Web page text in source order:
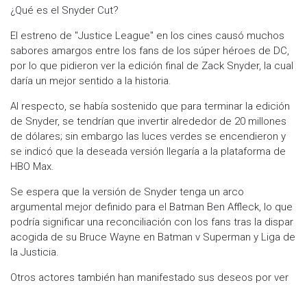
¿Qué es el Snyder Cut?
El estreno de "Justice League" en los cines causó muchos
sabores amargos entre los fans de los súper héroes de DC,
por lo que pidieron ver la edición final de Zack Snyder, la cual
daría un mejor sentido a la historia.
Al respecto, se había sostenido que para terminar la edición
de Snyder, se tendrían que invertir alrededor de 20 millones
de dólares; sin embargo las luces verdes se encendieron y
se indicó que la deseada versión llegaría a la plataforma de
HBO Max.
Se espera que la versión de Snyder tenga un arco
argumental mejor definido para el Batman Ben Affleck, lo que
podría significar una reconciliación con los fans tras la dispar
acogida de su Bruce Wayne en Batman v Superman y Liga de
la Justicia.
Otros actores también han manifestado sus deseos por ver